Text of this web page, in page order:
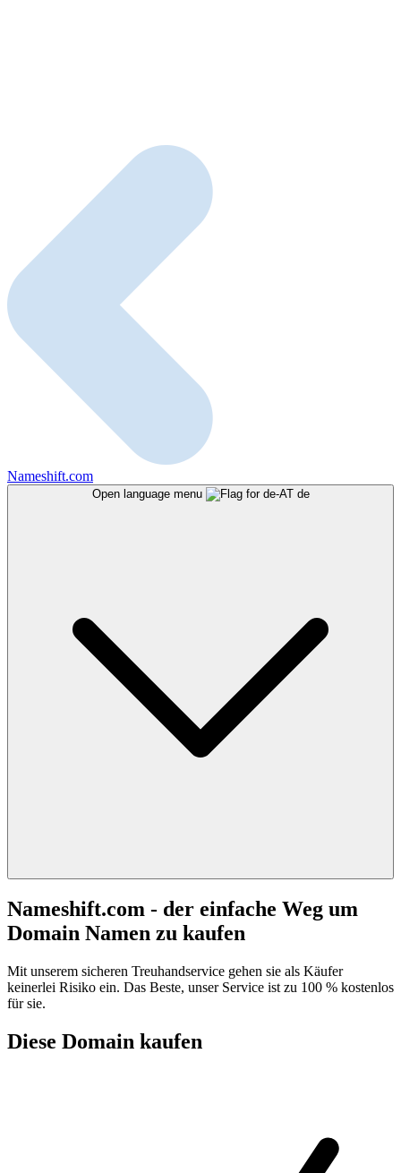
Nameshift.com
Open language menu de
Nameshift.com - der einfache Weg um
Domain Namen zu kaufen
Mit unserem sicheren Treuhandservice gehen sie als Käufer
keinerlei Risiko ein. Das Beste, unser Service ist zu 100 % kostenlos
für sie.
Diese Domain kaufen